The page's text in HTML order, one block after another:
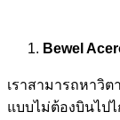
Bewel
เราสามารถหาวิต
แบบไม่ต้องบินไปไ